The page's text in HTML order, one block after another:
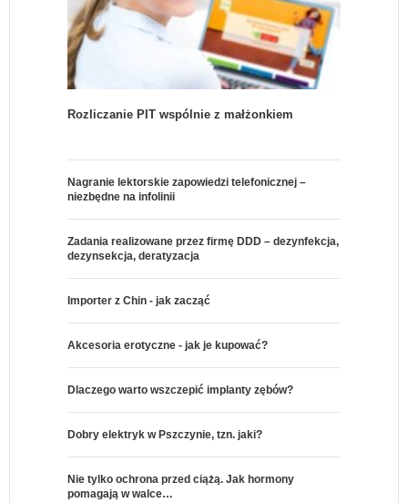
Rozliczanie PIT wspólnie z małżonkiem
Nagranie lektorskie zapowiedzi telefonicznej –
niezbędne na infolinii
Zadania realizowane przez firmę DDD – dezynfekcja,
dezynsekcja, deratyzacja
Importer z Chin - jak zacząć
Akcesoria erotyczne - jak je kupować?
Dlaczego warto wszczepić implanty zębów?
Dobry elektryk w Pszczynie, tzn. jaki?
Nie tylko ochrona przed ciążą. Jak hormony
pomagają w walce…